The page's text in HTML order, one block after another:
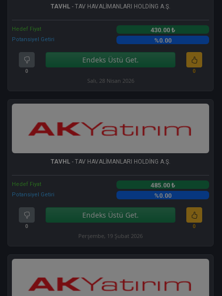
TAVHL - TAV HAVALİMANLARI HOLDİNG A.Ş.
Hedef Fiyat 430.00 ₺
Potansiyel Getiri %0.00
0
Endeks Üstü Get.
0
Salı, 28 Nisan 2026
TAVHL - TAV HAVALİMANLARI HOLDİNG A.Ş.
Hedef Fiyat 485.00 ₺
Potansiyel Getiri %0.00
0
Endeks Üstü Get.
0
Perşembe, 19 Şubat 2026